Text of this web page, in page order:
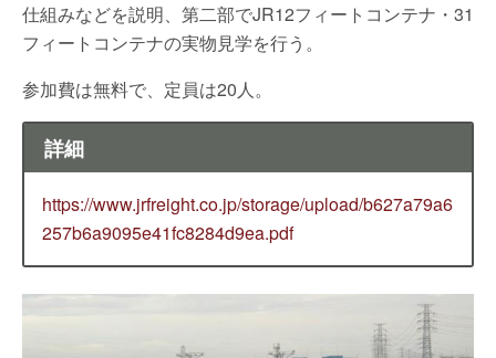
仕組みなどを説明、第二部でJR12フィートコンテナ・31
フィートコンテナの実物見学を行う。
参加費は無料で、定員は20人。
詳細
https://www.jrfreight.co.jp/storage/upload/b627a79a6
257b6a9095e41fc8284d9ea.pdf